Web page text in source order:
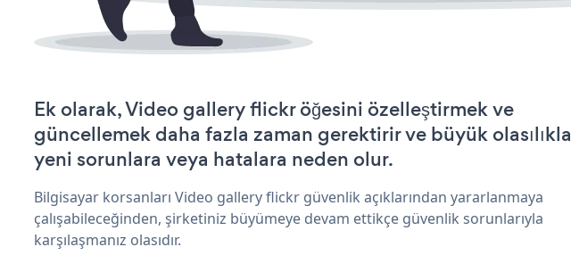
Ek olarak, Video gallery flickr öğesini özelleştirmek ve
güncellemek daha fazla zaman gerektirir ve büyük olasılıkla
yeni sorunlara veya hatalara neden olur.
Bilgisayar korsanları Video gallery flickr güvenlik açıklarından yararlanmaya
çalışabileceğinden, şirketiniz büyümeye devam ettikçe güvenlik sorunlarıyla
karşılaşmanız olasıdır.